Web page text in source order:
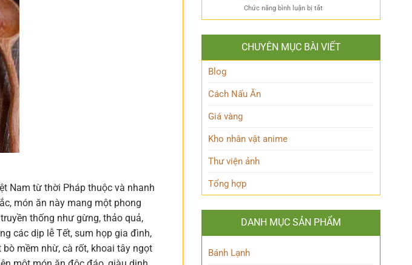
Nam từ thời Pháp thuộc và nhanh
món ăn này mang một phong
thống như gừng, thảo quả,
các dịp lễ Tết, sum họp gia đình,
mềm nhừ, cà rốt, khoai tây ngọt
thời
kỳ
nữ
thần
dành
cho
người
Chức năng bình luận bị tắt
199+
Bắc
đẹp
CHUYÊN MỤC BÀI VIẾT
Blog
Cách Nấu Ăn
Giá vàng
Kho nhân vật anime
Thư viện ảnh
Tổng hợp
DANH MỤC SẢN PHẨM
Bánh Lạnh